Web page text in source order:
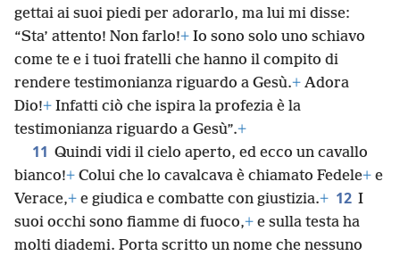
gettai ai suoi piedi per adorarlo, ma lui mi disse:
“Sta’ attento! Non farlo!+ Io sono solo uno schiavo
come te e i tuoi fratelli che hanno il compito di
rendere testimonianza riguardo a Gesù.+ Adora
Dio!+ Infatti ciò che ispira la profezia è la
testimonianza riguardo a Gesù”.+
11 Quindi vidi il cielo aperto, ed ecco un cavallo
bianco!+ Colui che lo cavalcava è chiamato Fedele+ e
Verace,+ e giudica e combatte con giustizia.+ 12 I
suoi occhi sono fiamme di fuoco,+ e sulla testa ha
molti diademi. Porta scritto un nome che nessuno